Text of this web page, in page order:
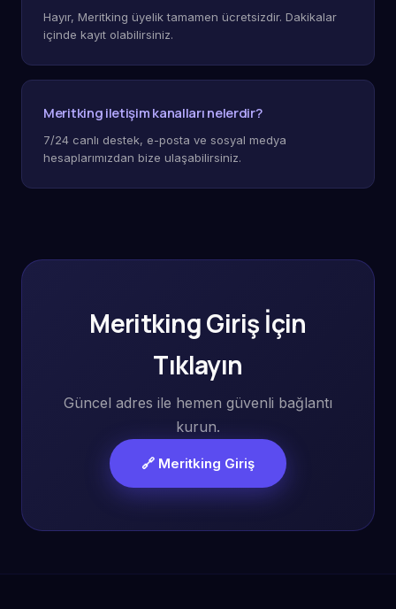
Hayır, Meritking üyelik tamamen ücretsizdir. Dakikalar
içinde kayıt olabilirsiniz.
Meritking iletişim kanalları nelerdir?
7/24 canlı destek, e-posta ve sosyal medya
hesaplarımızdan bize ulaşabilirsiniz.
Meritking Giriş İçin
Tıklayın
Güncel adres ile hemen güvenli bağlantı
kurun.
🔗 Meritking Giriş